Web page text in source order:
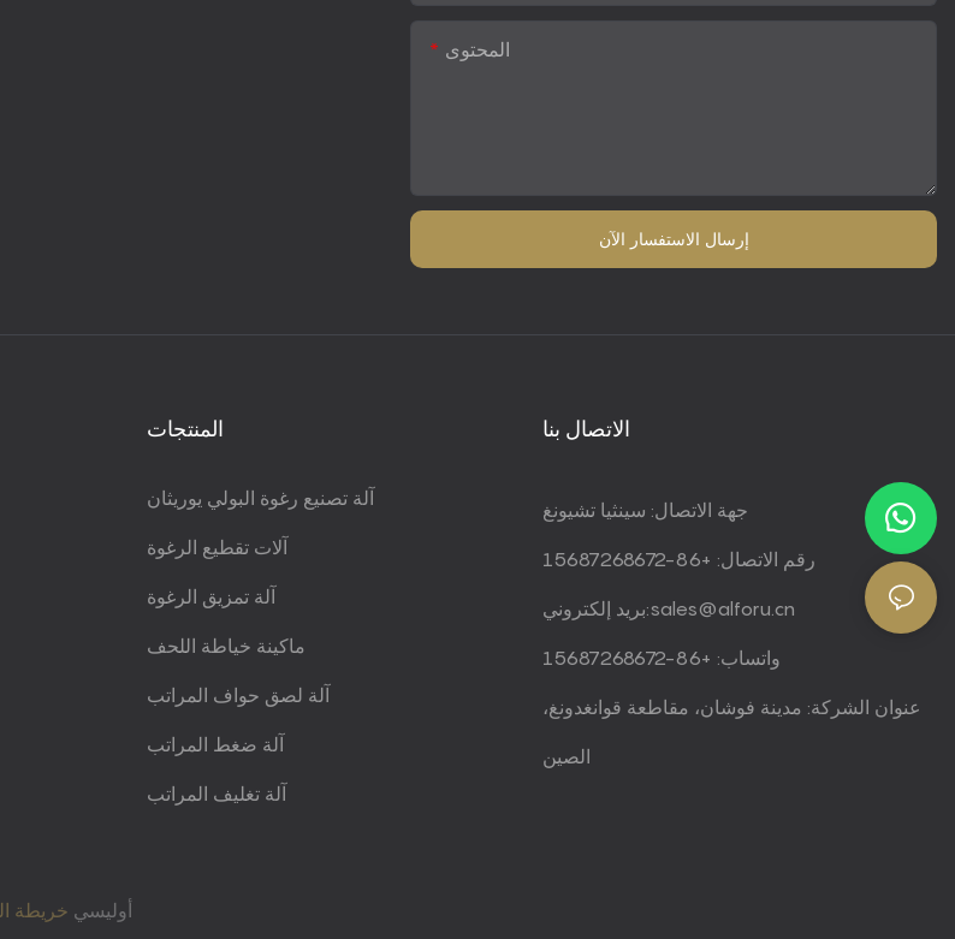
المحتوى
إرسال الاستفسار الآن
المنتجات
آلة تصنيع رغوة البولي يوريثان
آلات تقطيع الرغوة
آلة تمزيق الرغوة
ماكينة خياطة اللحف
آلة لصق حواف المراتب
آلة ضغط المراتب
آلة تغليف المراتب
الاتصال بنا
جهة الاتصال: سينثيا تشيونغ
رقم الاتصال: +86-15687268672
بريد إلكتروني:sales@alforu.cn
واتساب: +86-15687268672
عنوان الشركة: مدينة فوشان، مقاطعة قوانغدونغ،
الصين
Pريفاسي Pأوليسي خريطة